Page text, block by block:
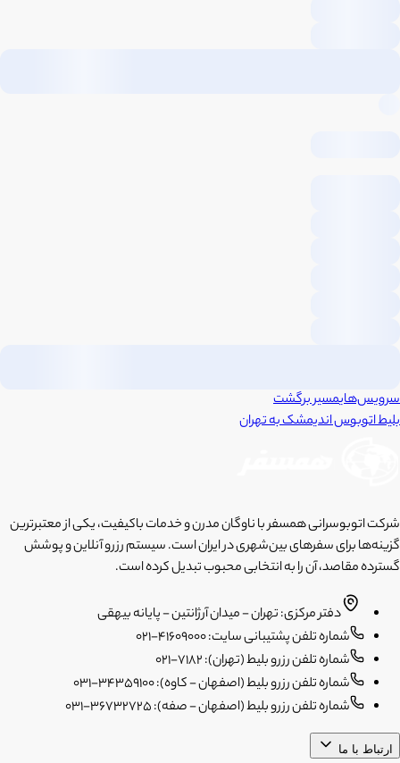
سرویس‌هایمسیر برگشت
بلیط اتوبوساندیمشکبهتهران
شرکت اتوبوسرانی همسفر با ناوگان مدرن و خدمات باکیفیت، یکی از معتبرترین
گزینه‌ها برای سفرهای بین‌شهری در ایران است. سیستم رزرو آنلاین و پوشش
گسترده مقاصد، آن را به انتخابی محبوب تبدیل کرده است.
دفتر مرکزی: تهران - میدان آرژانتین - پایانه بیهقی
شماره تلفن پشتیبانی سایت: 41609000-021
شماره تلفن رزرو بلیط (تهران): 7182-021
شماره تلفن رزرو بلیط (اصفهان - کاوه): 34359100-031
شماره تلفن رزرو بلیط (اصفهان - صفه): 36732725-031
ارتباط با ما